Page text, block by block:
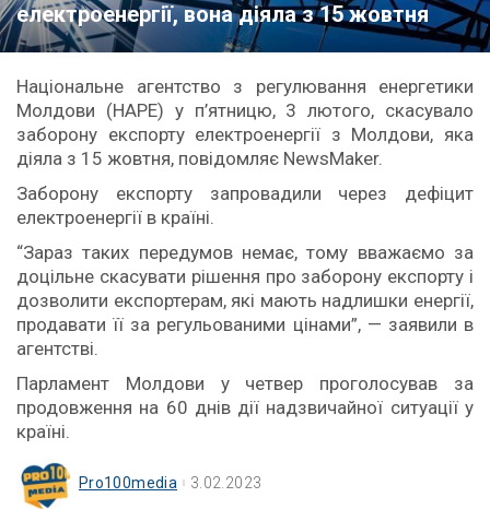
електроенергії, вона діяла з 15 жовтня
Національне агентство з регулювання енергетики
Молдови (НАРЕ) у п’ятницю, 3 лютого, скасувало
заборону експорту електроенергії з Молдови, яка
діяла з 15 жовтня, повідомляє NewsMaker.
Заборону експорту запровадили через дефіцит
електроенергії в країні.
“Зараз таких передумов немає, тому вважаємо за
доцільне скасувати рішення про заборону експорту і
дозволити експортерам, які мають надлишки енергії,
продавати її за регульованими цінами”, — заявили в
агентстві.
Парламент Молдови у четвер проголосував за
продовження на 60 днів дії надзвичайної ситуації у
країні.
Pro100media 3.02.2023